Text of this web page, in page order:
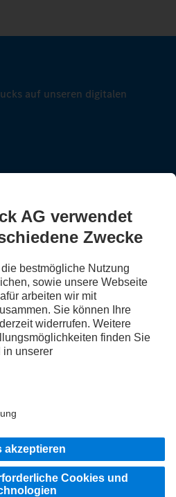
auf unseren digitalen
anderen Truckerinnen und